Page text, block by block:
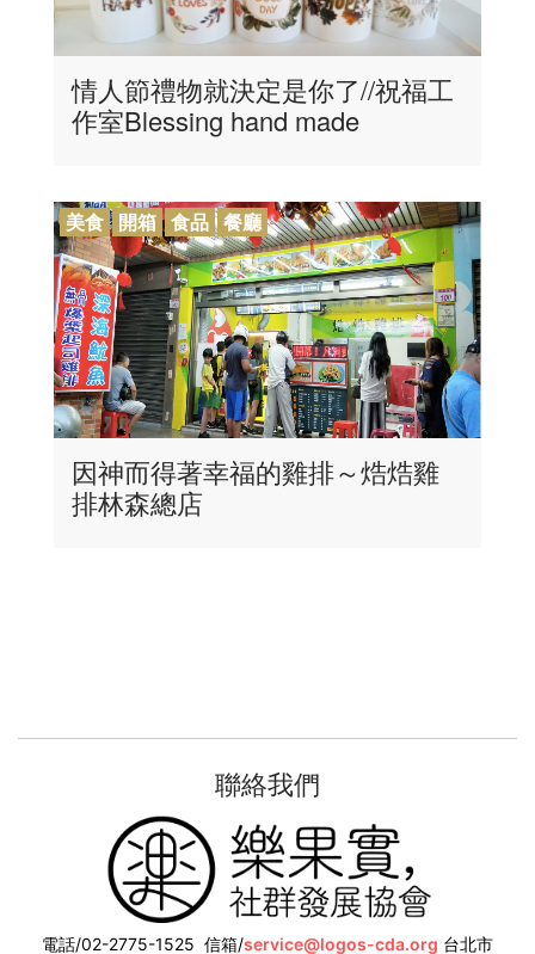
情人節禮物就決定是你了//祝福工
作室Blessing hand made
美食 開箱 食品 餐廳
因神而得著幸福的雞排～焅焅雞
排林森總店
聯絡我們
電話/02-2775-1525 信箱/service@logos-cda.org 台北市